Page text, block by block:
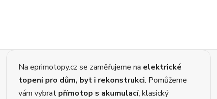
Na eprimotopy.cz se zaměřujeme na elektrické
topení pro dům, byt i rekonstrukci. Pomůžeme
vám vybrat přímotop s akumulací, klasický